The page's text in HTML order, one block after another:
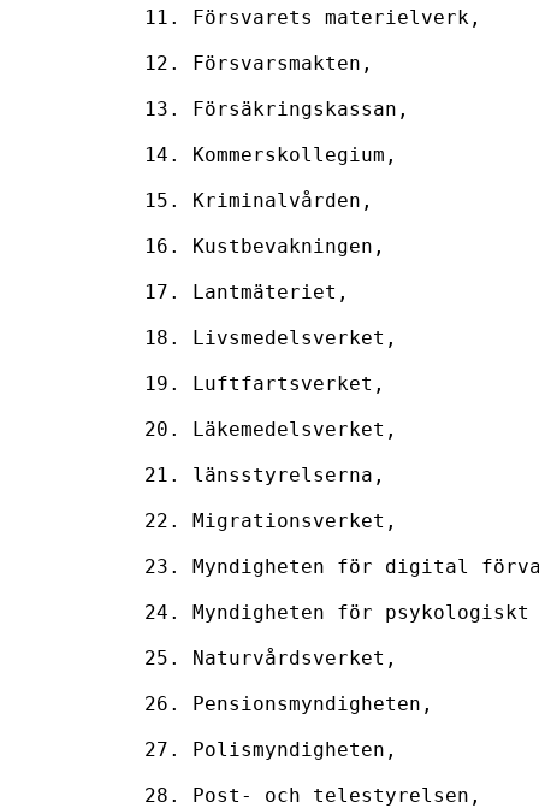
11. Försvarets materielverk,
12. Försvarsmakten,
13. Försäkringskassan,
14. Kommerskollegium,
15. Kriminalvården,
16. Kustbevakningen,
17. Lantmäteriet,
18. Livsmedelsverket,
19. Luftfartsverket,
20. Läkemedelsverket,
21. länsstyrelserna,
22. Migrationsverket,
23. Myndigheten för digital
24. Myndigheten för
25. Naturvårdsverket,
26. Pensionsmyndigheten,
27. Polismyndigheten,
28. Post- och telestyrelsen,